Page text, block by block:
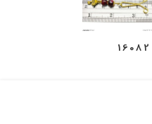
16082